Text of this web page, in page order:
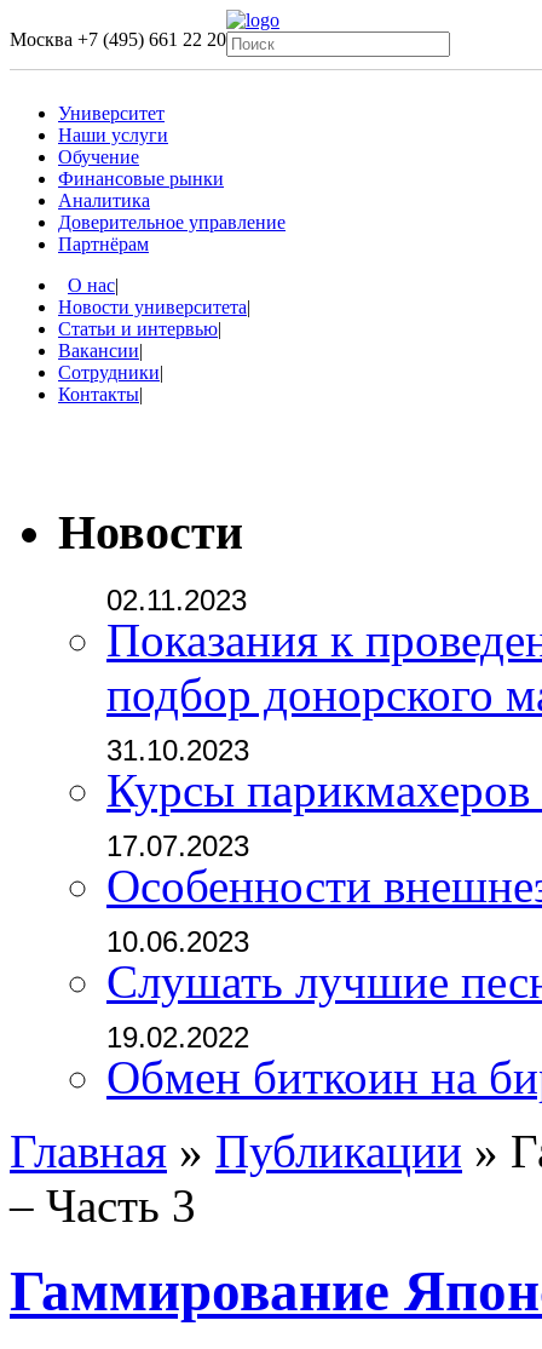
Москва +7 (495) 661 22 20
Университет
Наши услуги
Обучение
Финансовые рынки
Аналитика
Доверительное управление
Партнёрам
О нас|
Новости университета|
Статьи и интервью|
Вакансии|
Сотрудники|
Контакты|
Новости
02.11.2023
Показания к
подбор донорского
31.10.2023
Курсы
17.07.2023
Особенности
10.06.2023
Слушать лучшие
19.02.2022
Обмен биткоин на
Главная » Публикации »
– Часть 3
Гаммирование